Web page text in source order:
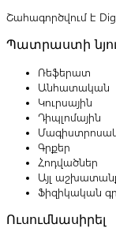
Շահագործվում է
Պատրաստի
Ռեֆերատ
Անհատական
Կուրսային
Դիպլոմային
Գրքեր
Հոդվածներ
Այլ
Ֆիզիկական
Ուսումնասիրել